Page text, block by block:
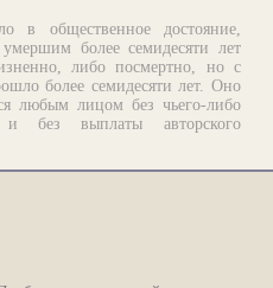
в общественное достояние,
более семидесяти лет
либо посмертно, но с
более семидесяти лет. Оно
любым лицом без чьего-либо
без выплаты авторского